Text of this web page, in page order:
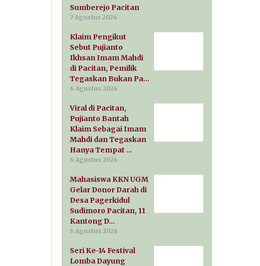
Sumberejo Pacitan
7 Agustus 2026
Klaim Pengikut
Sebut Pujianto
Ikhsan Imam Mahdi
di Pacitan, Pemilik
Tegaskan Bukan Pa…
6 Agustus 2026
Viral di Pacitan,
Pujianto Bantah
Klaim Sebagai Imam
Mahdi dan Tegaskan
Hanya Tempat …
6 Agustus 2026
Mahasiswa KKN UGM
Gelar Donor Darah di
Desa Pagerkidul
Sudimoro Pacitan, 11
Kantong D…
6 Agustus 2026
Seri Ke-14 Festival
Lomba Dayung